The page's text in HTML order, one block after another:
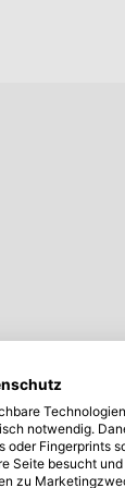
notwendig.
oder Fingerprints
Seite besucht
zu